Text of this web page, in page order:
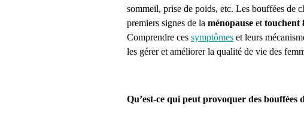
sommeil, prise de poids, etc. Les bouffées de
premiers signes de la ménopause et touchent
Comprendre ces symptômes et leurs
les gérer et améliorer la qualité de vie des
Qu’est-ce qui peut provoquer des bouffées